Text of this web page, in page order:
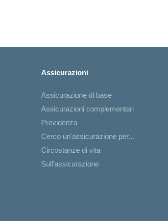
Assicurazioni
Assicurazione di base
Assicurazioni complementari
Previdenza
Cerco un'assicurazione per...
Circostanze di vita
Sull'assicurazione